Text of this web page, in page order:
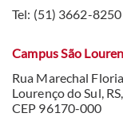
Tel: (51) 3662-8250
Campus São
Rua Marechal
Lourenço do Sul,
CEP 96170-000